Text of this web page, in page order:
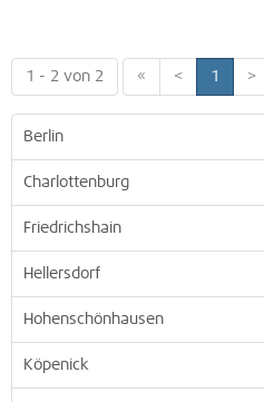
1 - 2 von 2 « < 1 >
Berlin
Charlottenburg
Friedrichshain
Hellersdorf
Hohenschönhausen
Köpenick